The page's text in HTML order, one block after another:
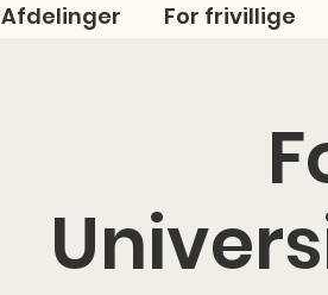
Afdelinger For frivillige